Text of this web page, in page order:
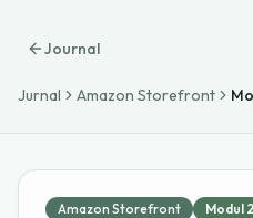
Journal
Jurnal Amazon Storefront
Amazon Storefront Modul